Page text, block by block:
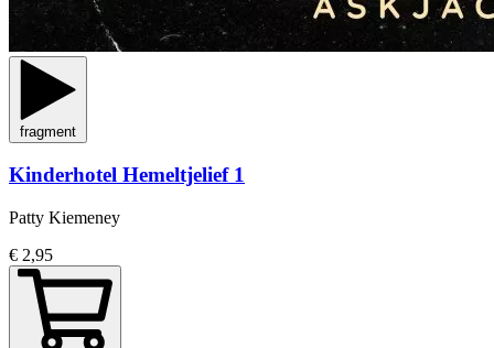
fragment
Kinderhotel Hemeltjelief 1
Patty Kiemeney
€ 2,95